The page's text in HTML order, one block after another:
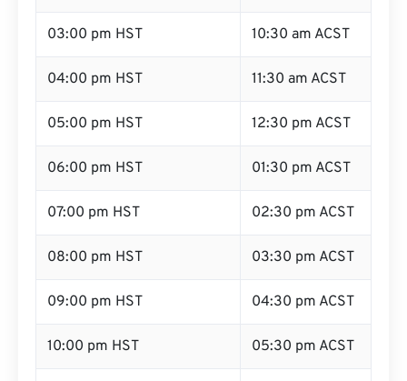
03:00 pm HST 10:30 am ACST
04:00 pm HST 11:30 am ACST
05:00 pm HST 12:30 pm ACST
06:00 pm HST 01:30 pm ACST
07:00 pm HST 02:30 pm ACST
08:00 pm HST 03:30 pm ACST
09:00 pm HST 04:30 pm ACST
10:00 pm HST 05:30 pm ACST